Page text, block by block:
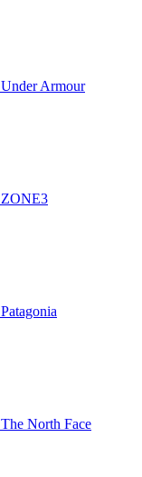
Under Armour
ZONE3
Patagonia
The North Face